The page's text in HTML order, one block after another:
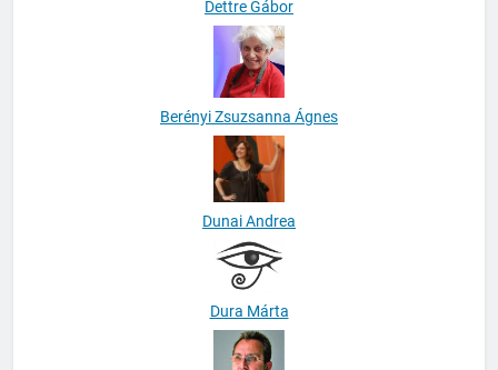
Dettre Gábor
Berényi Zsuzsanna Ágnes
Dunai Andrea
Dura Márta